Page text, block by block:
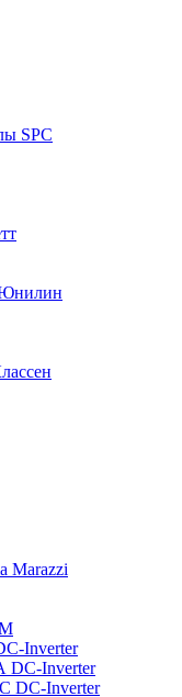
SPC
Marazzi
Inverter
Inverter
DC-Inverter